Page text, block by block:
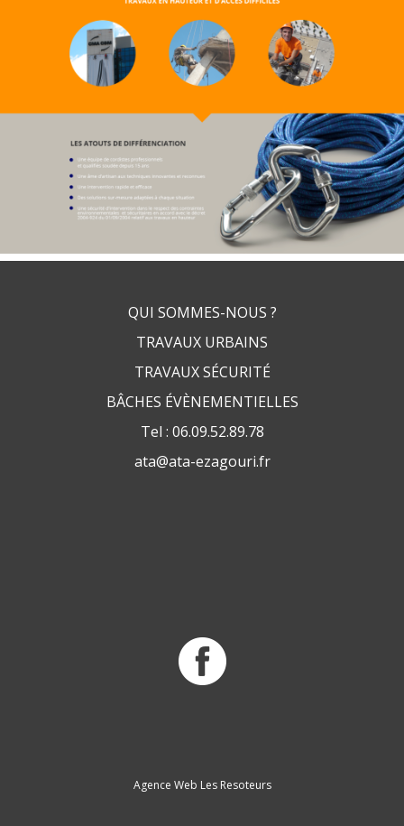
QUI SOMMES-NOUS ?
TRAVAUX URBAINS
TRAVAUX SÉCURITÉ
BÂCHES ÉVÈNEMENTIELLES
Tel : 06.09.52.89.78
ata@ata-ezagouri.fr
Agence Web Les Resoteurs